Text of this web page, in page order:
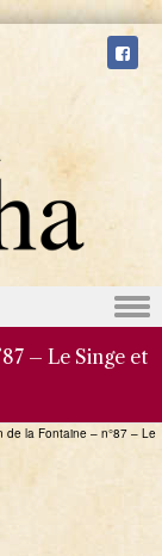
– Le Singe et
de la Fontaine – n°87 – Le